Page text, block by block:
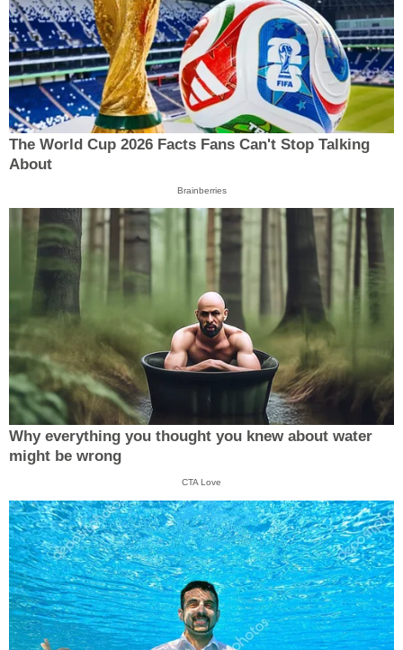
The World Cup 2026 Facts Fans Can't Stop Talking
About
Brainberries
Why everything you thought you knew about water
might be wrong
CTA Love